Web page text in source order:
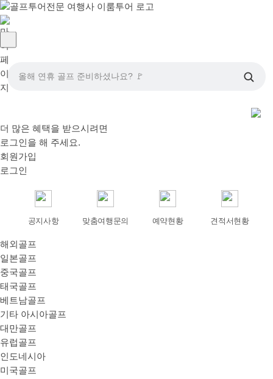
올해 연휴 골프 준비하셨나요? 🚩
더 많은 혜택을 받으시려면
로그인 을 해 주세요.
회원가입
로그인
공지사항 맞춤여행문의 예약현황 견적서현황
해외골프
일본골프
중국골프
태국골프
베트남골프
기타 아시아골프
대만골프
유럽골프
인도네시아
미국골프